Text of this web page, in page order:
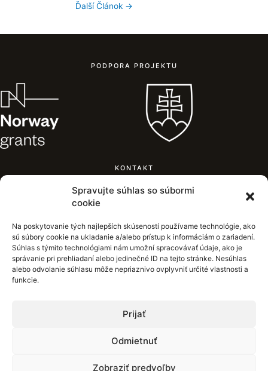
Spravujte súhlas so súbormi
cookie
Na poskytovanie tých najlepších skúseností používame technológie, ako
sú súbory cookie na ukladanie a/alebo prístup k informáciám o zariadení.
Súhlas s týmito technológiami nám umožní spracovávať údaje, ako je
správanie pri prehliadaní alebo jedinečné ID na tejto stránke. Nesúhlas
alebo odvolanie súhlasu môže nepriaznivo ovplyvniť určité vlastnosti a
funkcie.
Prijať
Odmietnuť
Zobraziť predvoľby
Ďalší Článok →
PODPORA PROJEKTU
KONTAKT
Mestský úrad Žilina,
Námestie obetí komunizmu,
+421 41 70 63 111
inkluzia.zilina@zilina.sk